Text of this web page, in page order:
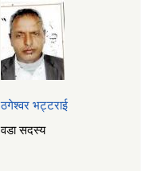
ठगेश्वर भट्टराई
वडा सदस्य